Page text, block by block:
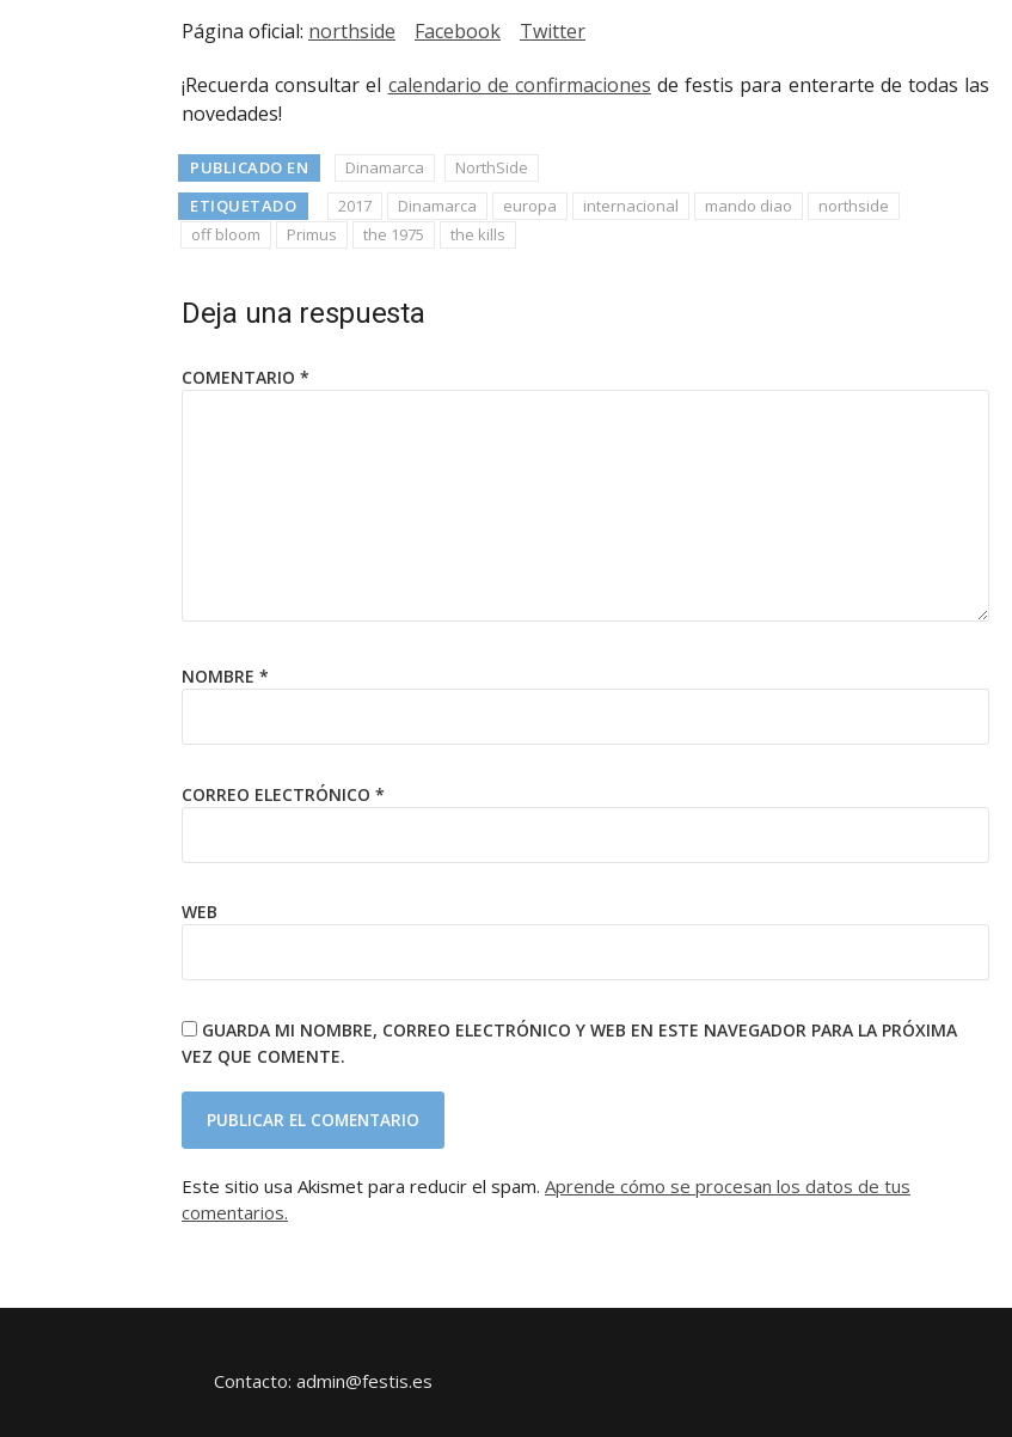
Página oficial: northside Facebook Twitter
¡Recuerda consultar el calendario de confirmaciones de festis para enterarte de todas las
novedades!
PUBLICADO EN Dinamarca
NorthSide
ETIQUETADO
2017 Dinamarca europa internacional mando diao
northside
off bloom
Primus the 1975 the kills
Deja una respuesta
COMENTARIO *
NOMBRE *
CORREO ELECTRÓNICO *
WEB
GUARDA MI NOMBRE, CORREO ELECTRÓNICO Y WEB EN ESTE NAVEGADOR PARA LA PRÓXIMA
VEZ QUE COMENTE.
Este sitio usa Akismet para reducir el spam. Aprende cómo se procesan los datos de tus
comentarios.
Contacto: admin@festis.es